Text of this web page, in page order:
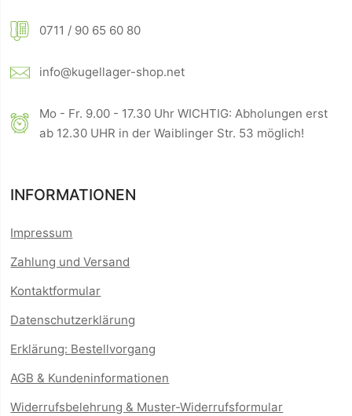
0711 / 90 65 60 80
info@kugellager-shop.net
Mo - Fr. 9.00 - 17.30 Uhr WICHTIG: Abholungen erst
ab 12.30 UHR in der Waiblinger Str. 53 möglich!
INFORMATIONEN
Impressum
Zahlung und Versand
Kontaktformular
Datenschutzerklärung
Erklärung: Bestellvorgang
AGB & Kundeninformationen
Widerrufsbelehrung & Muster-Widerrufsformular